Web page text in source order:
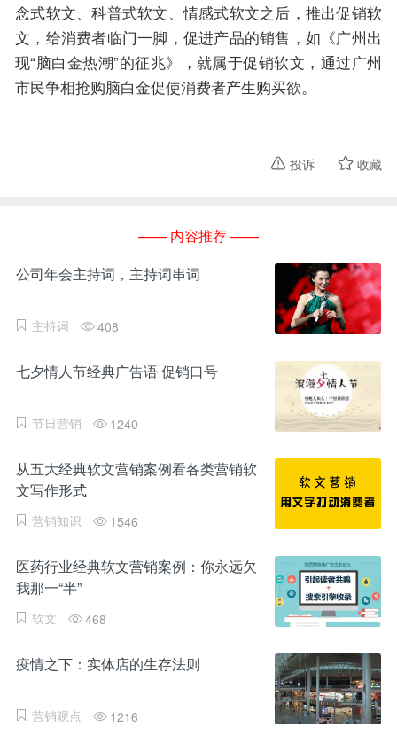
念式软文、科普式软文、情感式软文之后，推出促销软
文，给消费者临门一脚，促进产品的销售，如《广州出
现“脑白金热潮”的征兆》，就属于促销软文，通过广州
市民争相抢购脑白金促使消费者产生购买欲。
收藏
投诉
—— 内容推荐 ——
公司年会主持词，主持词串词
主持词 408
七夕情人节经典广告语 促销口号
节日营销 1240
从五大经典软文营销案例看各类营销软
文写作形式
营销知识 1546
医药行业经典软文营销案例：你永远欠
我那一“半”
软文 468
疫情之下：实体店的生存法则
营销观点 1216